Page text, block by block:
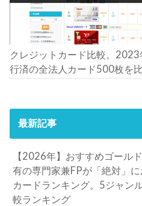
クレジットカード比較。2023
行済の全法人カード500枚を比
最新記事
【2026年】おすすめゴール
有の専門家兼FPが「絶対」
カードランキング。5ジャン
較ランキング